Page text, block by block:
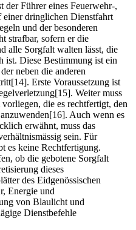
Führer eines Feuerwehr-,
einer dringlichen Dienstfahrt
und der besonderen
strafbar, sofern er die
alle Sorgfalt walten lässt, die
ist. Diese Bestimmung ist ein
neben die anderen
Erste Voraussetzung ist
Weiter muss
die es rechtfertigt, den
Auch wenn es
erwähnt, muss das
sein. Für
es keine Rechtfertigung.
ob die gebotene Sorgfalt
dieses
des Eidgenössischen
Energie und
von Blaulicht und
Dienstbefehle